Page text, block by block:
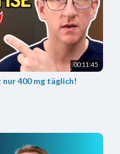
00:11:45
400 mg täglich!